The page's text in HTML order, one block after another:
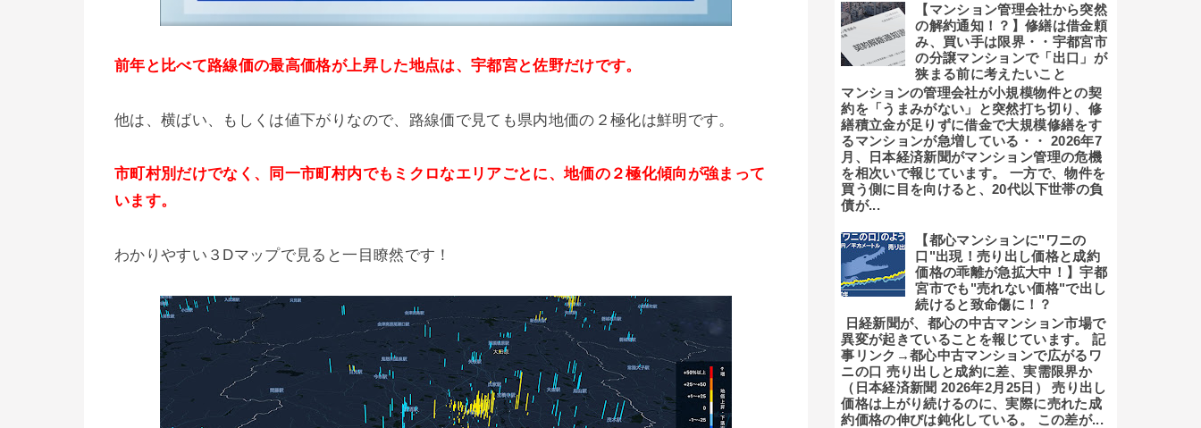
前年と比べて路線価の最高価格が上昇した地点は、宇都宮と佐野だけです。
他は、横ばい、もしくは値下がりなので、路線価で見ても県内地価の２極化は鮮明です。
市町村別だけでなく、同一市町村内でもミクロなエリアごとに、地価の２極化傾向が強まって
います。
わかりやすい３Dマップで見ると一目瞭然です！
【マンション管理会社から突然
の解約通知！？】修繕は借金頼
み、買い手は限界・・宇都宮市
の分譲マンションで「出口」が
狭まる前に考えたいこと
マンションの管理会社が小規模物件との契
約を「うまみがない」と突然打ち切り、修
繕積立金が足りずに借金で大規模修繕をす
るマンションが急増している・・ 2026年7
月、日本経済新聞がマンション管理の危機
を相次いで報じています。 一方で、物件を
買う側に目を向けると、20代以下世帯の負
債が...
【都心マンションに"ワニの
口"出現！売り出し価格と成約
価格の乖離が急拡大中！】宇都
宮市でも"売れない価格"で出し
続けると致命傷に！？
日経新聞が、都心の中古マンション市場で
異変が起きていることを報じています。 記
事リンク→都心中古マンションで広がるワ
ニの口 売り出しと成約に差、実需限界か
（日本経済新聞 2026年2月25日） 売り出し
価格は上がり続けるのに、実際に売れた成
約価格の伸びは鈍化している。 この差が...